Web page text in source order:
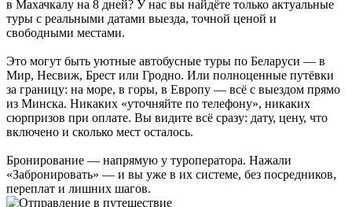
в Махачкалу на 8 дней? У нас вы найдёте только актуальные
туры с реальными датами выезда, точной ценой и
свободными местами.
Это могут быть уютные автобусные туры по Беларуси — в
Мир, Несвиж, Брест или Гродно. Или полноценные путёвки
за границу: на море, в горы, в Европу — всё с выездом прямо
из Минска. Никаких «уточняйте по телефону», никаких
сюрпризов при оплате. Вы видите всё сразу: дату, цену, что
включено и сколько мест осталось.
Бронирование — напрямую у туроператора. Нажали
«Забронировать» — и вы уже в их системе, без посредников,
переплат и лишних шагов.